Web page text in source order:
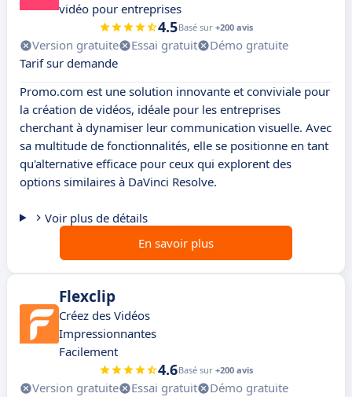
vidéo pour entreprises
4.5Basé sur +200 avis
Version gratuite Essai gratuit
Démo gratuite
Tarif sur demande
Promo.com est une solution innovante et conviviale pour
la création de vidéos, idéale pour les entreprises
cherchant à dynamiser leur communication visuelle. Avec
sa multitude de fonctionnalités, elle se positionne en tant
qu'alternative efficace pour ceux qui explorent des
options similaires à DaVinci Resolve.
Voir plus de détails
En savoir plus
Flexclip
Créez des Vidéos
Impressionnantes
Facilement
4.6Basé sur +200 avis
Version gratuite Essai gratuit
Démo gratuite